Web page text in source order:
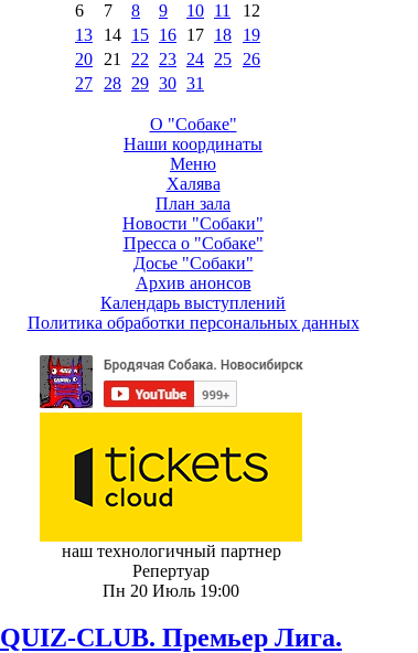
6
7 8 9 10 11
12
13
14 15 16 17 18
19
20
21 22 23 24 25
26
27
28 29 30 31
О "Собаке"
Наши координаты
Меню
Халява
План зала
Новости "Собаки"
Пресса о "Собаке"
Досье "Собаки"
Архив анонсов
Календарь выступлений
Политика обработки персональных данных
наш технологичный партнер
Репертуар
Пн 20 Июль 19:00
QUIZ-CLUB. Премьер Лига.